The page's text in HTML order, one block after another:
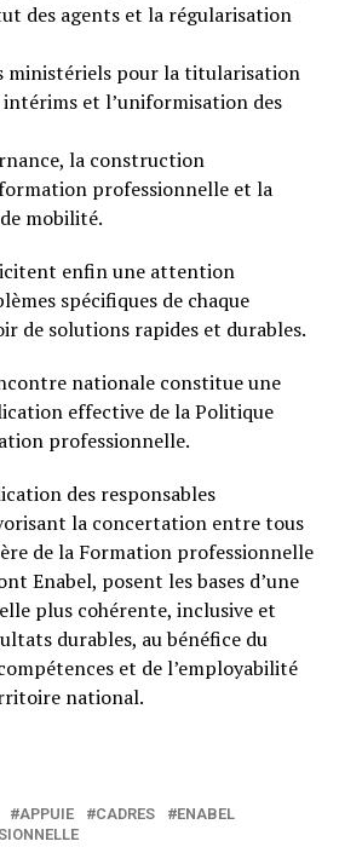
des agents et la régularisation
ministériels pour la titularisation
intérims et l’uniformisation des
la construction
professionnelle et la
mobilité.
enfin une attention
spécifiques de chaque
de solutions rapides et durables.
nationale constitue une
effective de la Politique
professionnelle.
des responsables
la concertation entre tous
de la Formation professionnelle
Enabel, posent les bases d’une
plus cohérente, inclusive et
durables, au bénéfice du
et de l’employabilité
national.
APPUIE CADRES
ENABEL